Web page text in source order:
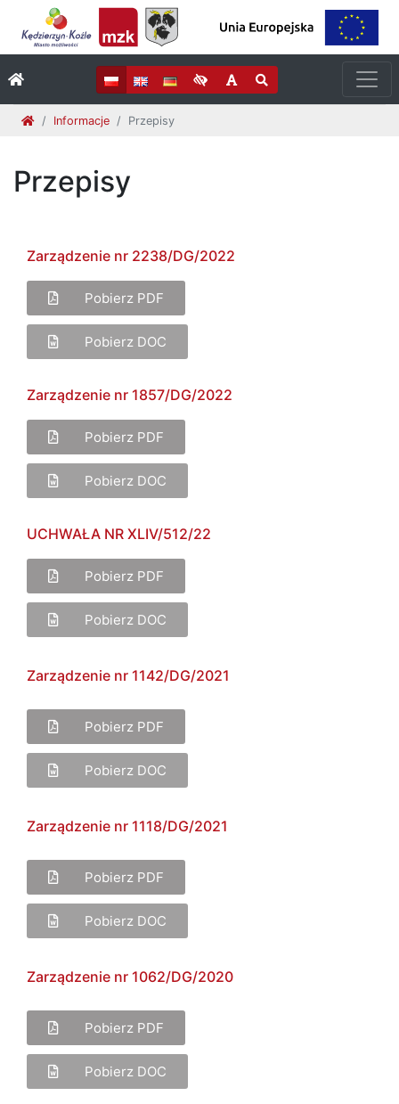
Informacje Przepisy
Przepisy
Zarządzenie nr 2238/DG/2022
Pobierz PDF
Pobierz DOC
Zarządzenie nr 1857/DG/2022
Pobierz PDF
Pobierz DOC
UCHWAŁA NR XLIV/512/22
Pobierz PDF
Pobierz DOC
Zarządzenie nr 1142/DG/2021
Pobierz PDF
Pobierz DOC
Zarządzenie nr 1118/DG/2021
Pobierz PDF
Pobierz DOC
Zarządzenie nr 1062/DG/2020
Pobierz PDF
Pobierz DOC